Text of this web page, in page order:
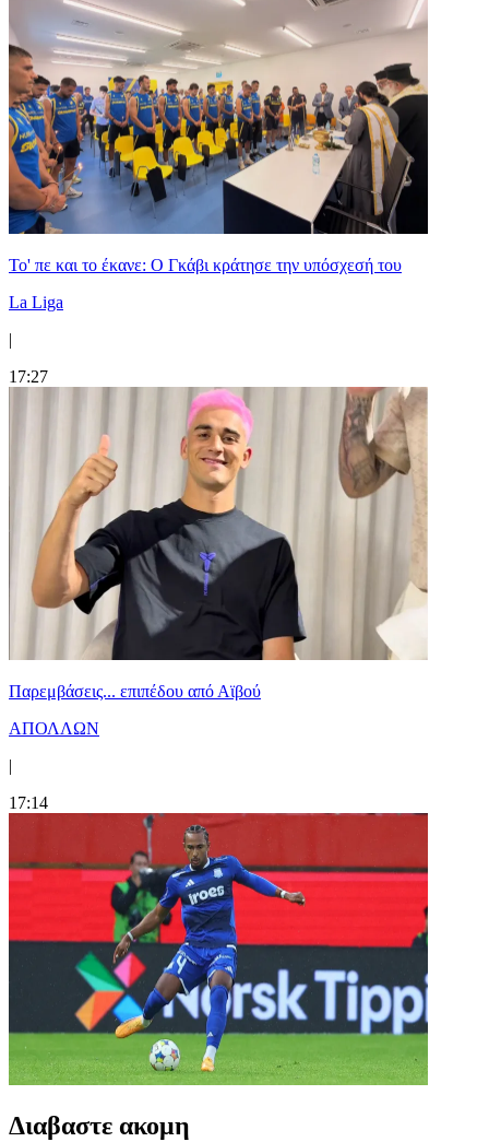
Το' πε και το έκανε: Ο Γκάβι κράτησε την υπόσχεσή του
La Liga
|
17:27
Παρεμβάσεις... επιπέδου από Αϊβού
ΑΠΟΛΛΩΝ
|
17:14
Διαβαστε ακομη